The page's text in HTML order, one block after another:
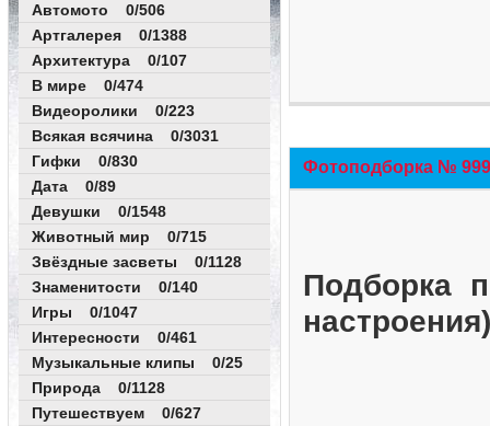
Автомото 0/506
Артгалерея 0/1388
Архитектура 0/107
В мире 0/474
Видеоролики 0/223
Всякая всячина 0/3031
Гифки 0/830
Дата 0/89
Девушки 0/1548
Животный мир 0/715
Звёздные засветы 0/1128
Знаменитости 0/140
Игры 0/1047
Интересности 0/461
Музыкальные клипы 0/25
Природа 0/1128
Путешествуем 0/627
Фотоподборка №
Подборка